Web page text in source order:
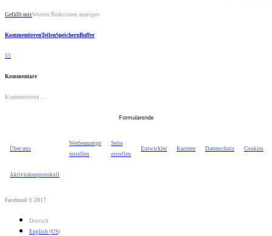
Gefällt mirWeitere Reaktionen anzeigen
KommentierenTeilenSpeichernBuffer
55
Kommentare
Kommentieren …
Formularende
Über uns
Werbeanzeige
erstellen
Seite
erstellen
Entwickler Karriere Datenschutz Cookies
Aktivitätenprotokoll
Facebook © 2017
Deutsch
English (US)